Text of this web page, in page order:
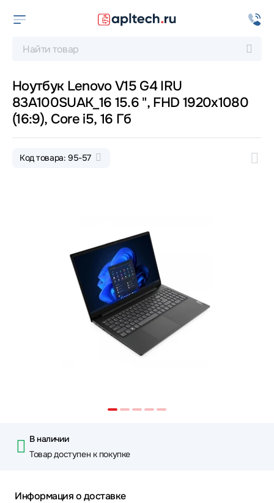
Ноутбук Lenovo V15 G4 IRU
83A100SUAK_16 15.6 ", FHD 1920x1080
(16:9), Core i5, 16 Гб
Код товара: 95-57
В наличии
Товар доступен к покупке
Информация о доставке